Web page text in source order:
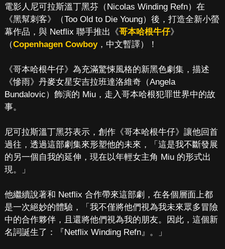
電影人尼可拉斯溫丁黑芬（Nicolas Winding Refn）在
《黑幫刺客》（Too Old to Die Young）後，打造全新小螢
幕作品，與 Netflix 聯手推出《哥本哈根牛仔》
（Copenhagen Cowboy，中文暫譯）！
《哥本哈根牛仔》為充滿驚悚風格的新黑色劇集，描述
《慘雨》丹麥女星安吉拉班達洛維奇（Angela
Bundalovic）飾演的 Miu，走入哥本哈根犯罪世界中的故
事。
尼可拉斯溫丁黑芬表示，創作《哥本哈根牛仔》讓他回首
過往，透過這部劇集來形塑他的未來，「這是我不斷發展
的另一個自我的延伸，現在以年輕女主角 Miu 的形式出
現。」
他繼續說著和 Netflix 合作帶來這部劇，在各個層面上都
是一次絕妙的體驗，「我不僅將他們視為我未來眾多冒險
中的合作夥伴，且還將他們視為我的朋友。因此，這個新
名詞誕生了：『Netflix Winding Refn』。」